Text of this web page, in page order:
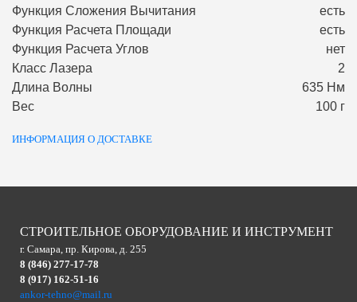
Функция Сложения Вычитания
есть
Функция Расчета Площади
есть
Функция Расчета Углов
нет
Класс Лазера
2
Длина Волны
635 Нм
Вес
100 г
ИНФОРМАЦИЯ О ДОСТАВКЕ
СТРОИТЕЛЬНОЕ ОБОРУДОВАНИЕ И ИНСТРУМЕНТ
г. Самара, пр. Кирова, д. 255
8 (846) 277-17-78
8 (917) 162-51-16
ankor-tehno@mail.ru